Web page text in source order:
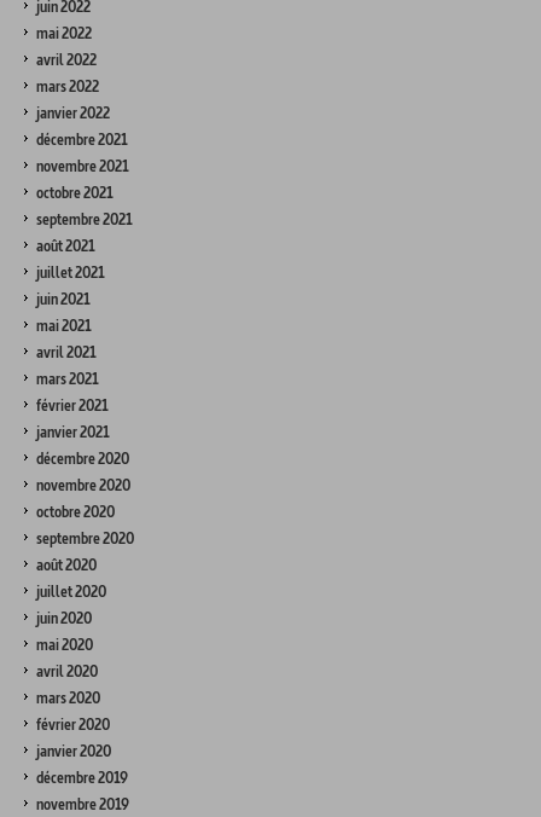
juin 2022
mai 2022
avril 2022
mars 2022
janvier 2022
décembre 2021
novembre 2021
octobre 2021
septembre 2021
août 2021
juillet 2021
juin 2021
mai 2021
avril 2021
mars 2021
février 2021
janvier 2021
décembre 2020
novembre 2020
octobre 2020
septembre 2020
août 2020
juillet 2020
juin 2020
mai 2020
avril 2020
mars 2020
février 2020
janvier 2020
décembre 2019
novembre 2019